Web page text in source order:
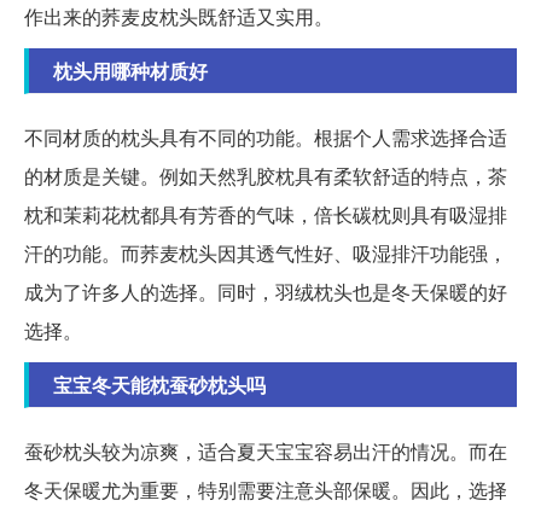
作出来的荞麦皮枕头既舒适又实用。
枕头用哪种材质好
不同材质的枕头具有不同的功能。根据个人需求选择合适
的材质是关键。例如天然乳胶枕具有柔软舒适的特点，茶
枕和茉莉花枕都具有芳香的气味，倍长碳枕则具有吸湿排
汗的功能。而荞麦枕头因其透气性好、吸湿排汗功能强，
成为了许多人的选择。同时，羽绒枕头也是冬天保暖的好
选择。
宝宝冬天能枕蚕砂枕头吗
蚕砂枕头较为凉爽，适合夏天宝宝容易出汗的情况。而在
冬天保暖尤为重要，特别需要注意头部保暖。因此，选择